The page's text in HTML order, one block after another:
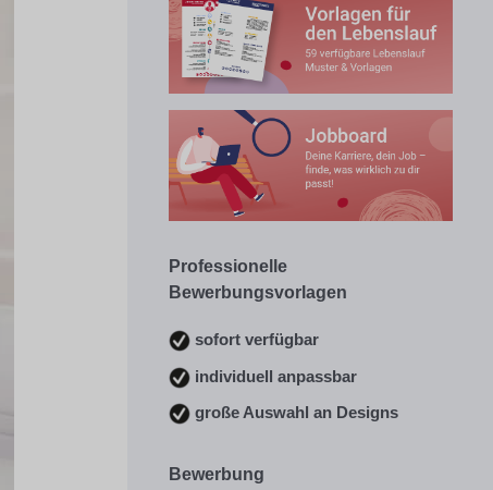
Professionelle
Bewerbungsvorlagen
sofort verfügbar
individuell anpassbar
große Auswahl an Designs
Bewerbung